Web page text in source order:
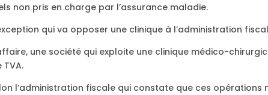
non pris en charge par l’assurance maladie.
qui va opposer une clinique à l’administration
une société qui exploite une clinique médico-
l’administration fiscale qui constate que ces